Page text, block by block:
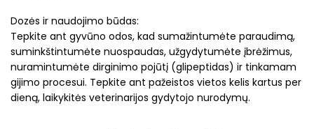
Dozės ir naudojimo būdas:
Tepkite ant gyvūno odos, kad sumažintumėte paraudimą,
suminkštintumėte nuospaudas, užgydytumėte įbrėžimus,
nuramintumėte dirginimo pojūtį (glipeptidas) ir tinkamam
gijimo procesui. Tepkite ant pažeistos vietos kelis kartus per
dieną, laikykitės veterinarijos gydytojo nurodymų.